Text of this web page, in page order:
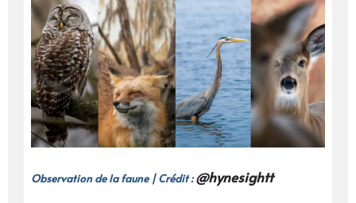
Observation de la faune | Crédit :@hynesightt